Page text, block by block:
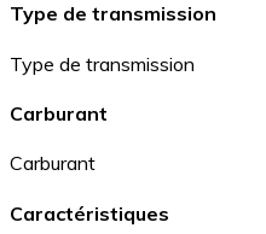
Type de transmission
Type de transmission
Carburant
Carburant
Caractéristiques